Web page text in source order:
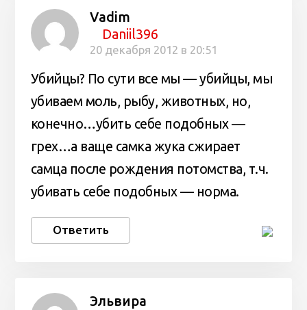
Vadim
Daniil396
20 декабря 2012 в 20:51
Убийцы? По сути все мы — убийцы, мы
убиваем моль, рыбу, животных, но,
конечно…убить себе подобных —
грех…а ваще самка жука сжирает
самца после рождения потомства, т.ч.
убивать себе подобных — норма.
Ответить
Эльвира